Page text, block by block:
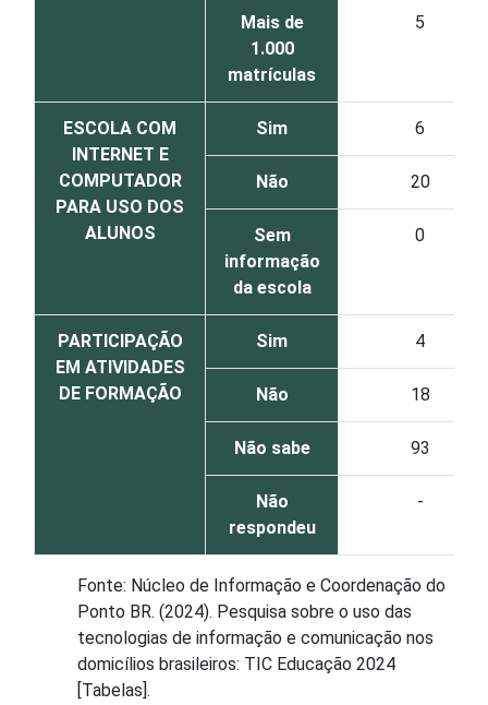
Mais de
1.000
matrículas
5
ESCOLA COM
INTERNET E
COMPUTADOR
PARA USO DOS
ALUNOS
Sim 6
Não 20
Sem
informação
da escola
0
PARTICIPAÇÃO
EM ATIVIDADES
DE FORMAÇÃO
Sim 4
Não 18
Não sabe 93
Não
respondeu
-
Fonte: Núcleo de Informação e Coordenação do
Ponto BR. (2024). Pesquisa sobre o uso das
tecnologias de informação e comunicação nos
domicílios brasileiros: TIC Educação 2024
[Tabelas].